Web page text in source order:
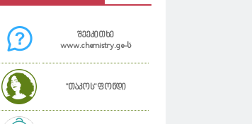
შეეკითხე
www.chemistry.ge-ს
"თაკოს" ფონდი